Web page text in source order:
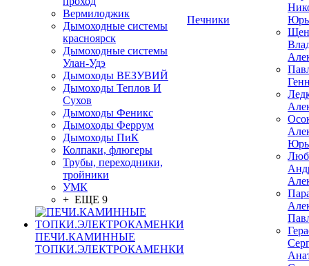
Вермилоджик
Дымоходные системы
красноярск
Дымоходные системы
Улан-Удэ
Дымоходы ВЕЗУВИЙ
Дымоходы Теплов И
Сухов
Дымоходы Феникс
Дымоходы Феррум
Дымоходы ПиК
Колпаки, флюгеры
Трубы, переходники,
тройники
УМК
+ ЕЩЕ 9
ПЕЧИ.КАМИННЫЕ
ТОПКИ.ЭЛЕКТРОКАМЕНКИ
Печники